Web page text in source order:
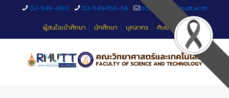
02-549-4150 02-5494156-58
sciteched@rmutt.ac.th
ผู้สนใจเข้าศึกษา
นักศึกษา บุคลากร ศิษย์เก่า